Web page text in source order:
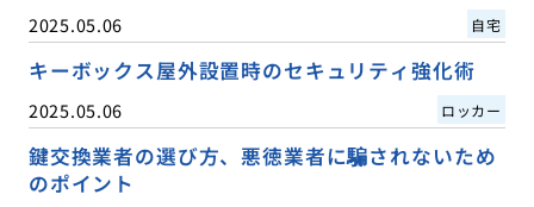
2025.05.06 自宅
キーボックス屋外設置時のセキュリティ強化術
2025.05.06 ロッカー
鍵交換業者の選び方、悪徳業者に騙されないため
のポイント